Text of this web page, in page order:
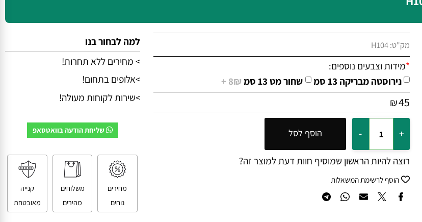
מק"ט:H104
מידות וצבעים נוספים:
נירוסטה מבריקה 13 סמ
שחור מט 13 סמ 8₪ +
₪
רוצה להיות הראשון שמוסיף חוות דעת למוצר זה?
הוסף לרשימת המשאלות
למה לבחור בנו
>אלופים בתחום!
מחירים משלוחים קנייה